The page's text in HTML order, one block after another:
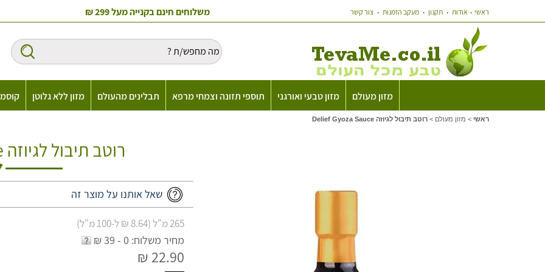
ראשי אודות תקנון מעקב הזמנות צור קשר משלוחים חינם בקנייה מעל 299 ₪
מזון מעולם מזון טבעי ואורגני תוספי תזונה וצמחי מרפא תבלינים מהעולם מזון ללא גלוטן
ראשי > מזון מעולם > רוטב תיבול לגיוזה Delief Gyoza Sauce
רוטב תיבול לגיוזה Delief Gyoza Sauce
שאל אותנו על מוצר זה
265 מ"ל (8.64 ₪ ל-100 מ"ל)
מחיר משלוח: 0 - 39 ₪
22.90 ₪